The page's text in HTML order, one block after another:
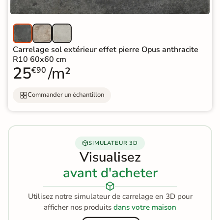
Carrelage sol extérieur effet pierre Opus anthracite
R10 60x60 cm
25€90 /m²
Commander un échantillon
SIMULATEUR 3D
Visualisez
avant d'acheter
Utilisez notre simulateur de carrelage en 3D pour
afficher nos produits dans votre maison